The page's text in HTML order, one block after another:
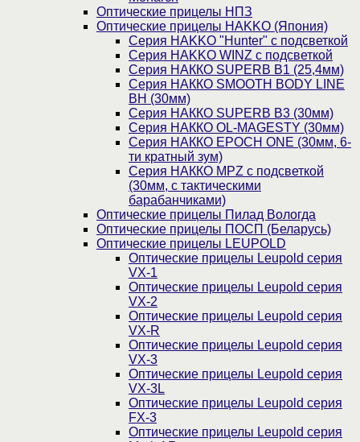
Оптические прицелы НПЗ
Оптические прицелы HAKKO (Япония)
Cерия HAKKO "Hunter" с подсветкой
Серия НAKKO WINZ с подсветкой
Серия НАККО SUPERB B1 (25,4мм)
Серия НАККО SMOOTH BODY LINE
BH (30мм)
Серия НАККО SUPERB B3 (30мм)
Серия НАККО OL-MAGESTY (30мм)
Серия НАККО EPOCH ONE (30мм, 6-
ти кратный зум)
Серия НАККО MPZ с подсветкой
(30мм, c тактическими
барабанчиками)
Оптические прицелы Пилад Вологда
Оптические прицелы ПОСП (Беларусь)
Оптические прицелы LEUPOLD
Оптические прицелы Leupold серия
VX-1
Оптические прицелы Leupold серия
VX-2
Оптические прицелы Leupold серия
VX-R
Оптические прицелы Leupold серия
VX-3
Оптические прицелы Leupold серия
VX-3L
Оптические прицелы Leupold серия
FX-3
Оптические прицелы Leupold серия